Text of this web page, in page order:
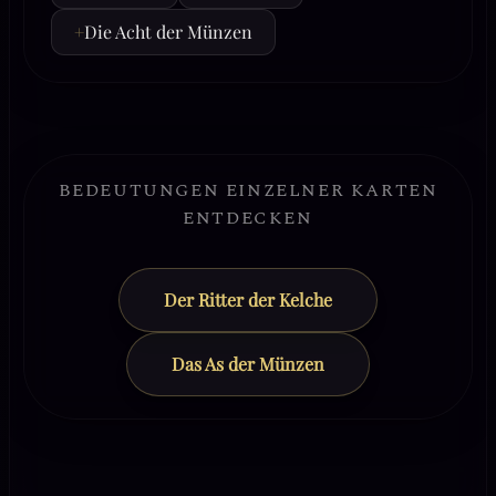
+Die Acht der Münzen
BEDEUTUNGEN EINZELNER KARTEN
ENTDECKEN
Der Ritter der Kelche
Das As der Münzen